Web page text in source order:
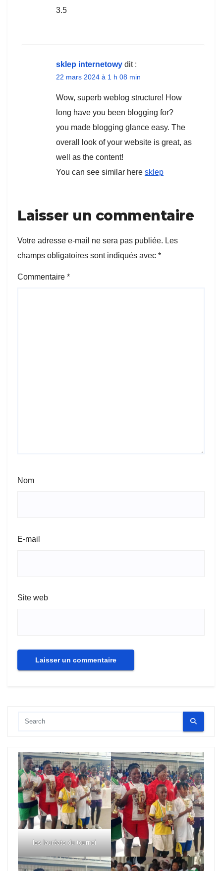
3.5
sklep internetowy dit :
22 mars 2024 à 1 h 08 min
Wow, superb weblog structure! How
long have you been blogging for?
you made blogging glance easy. The
overall look of your website is great, as
well as the content!
You can see similar here sklep
Laisser un commentaire
Votre adresse e-mail ne sera pas publiée. Les
champs obligatoires sont indiqués avec *
Commentaire *
Nom
E-mail
Site web
les lauréats du tournoi